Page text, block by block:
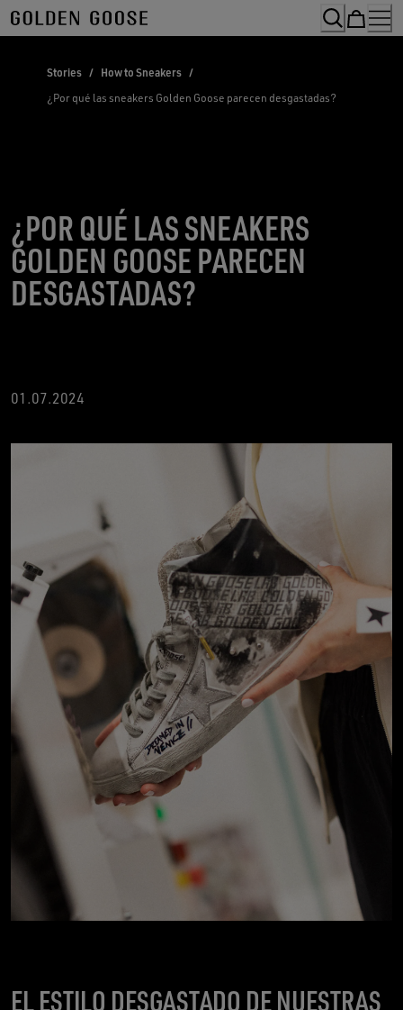
Skip
to
Stories / How to Sneakers /
¿Por qué las sneakers Golden Goose parecen desgastadas?
¿POR QUÉ LAS SNEAKERS
GOLDEN GOOSE PARECEN
DESGASTADAS?
01.07.2024
EL ESTILO DESGASTADO DE NUESTRAS